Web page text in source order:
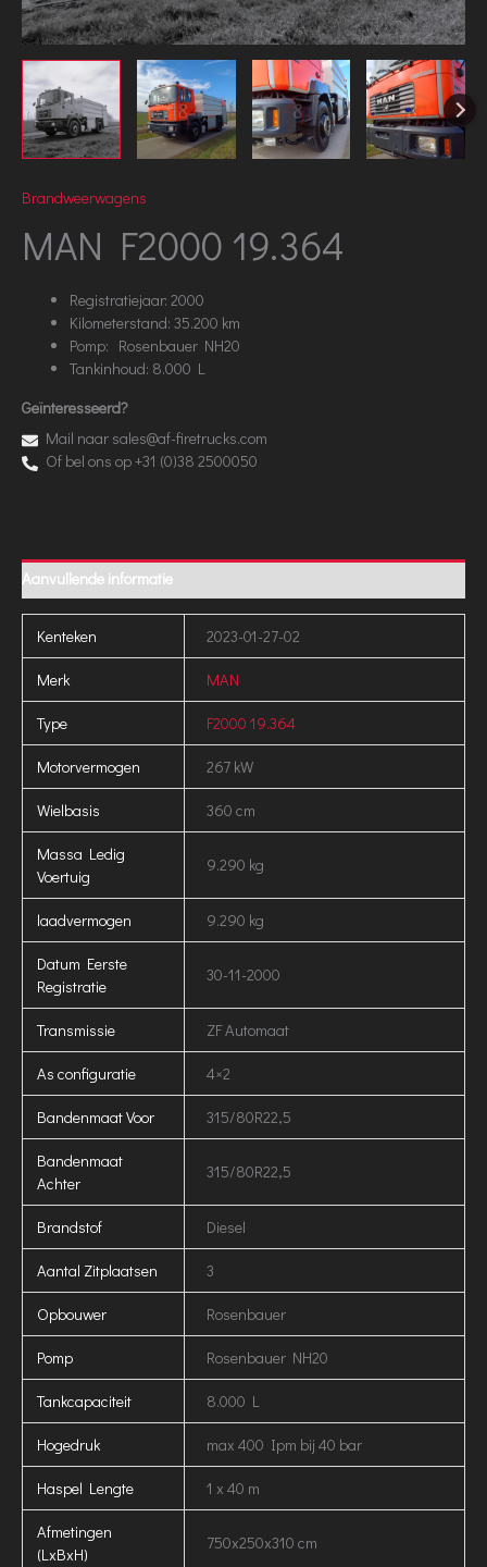
Brandweerwagens
MAN F2000 19.364
Registratiejaar: 2000
Kilometerstand: 35.200 km
Pomp: Rosenbauer NH20
Tankinhoud: 8.000 L
Geïnteresseerd?
Mail naar sales@af-firetrucks.com
Of bel ons op +31 (0)38 2500050
Aanvullende informatie
Kenteken 2023-01-27-02
Merk MAN
Type F2000 19.364
Motorvermogen 267 kW
Wielbasis 360 cm
Massa Ledig
Voertuig
9.290 kg
laadvermogen 9.290 kg
Datum Eerste
Registratie
30-11-2000
Transmissie ZF Automaat
As configuratie 4×2
Bandenmaat Voor 315/80R22,5
Bandenmaat
Achter
315/80R22,5
Brandstof Diesel
Aantal Zitplaatsen 3
Opbouwer Rosenbauer
Pomp Rosenbauer NH20
Tankcapaciteit 8.000 L
Hogedruk max 400 Ipm bij 40 bar
Haspel Lengte 1 x 40 m
Afmetingen
(LxBxH)
750x250x310 cm